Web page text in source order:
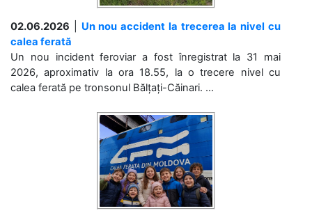
02.06.2026
Un nou accident la trecerea la nivel cu
calea ferată
Un nou incident feroviar a fost înregistrat la 31 mai
2026, aproximativ la ora 18.55, la o trecere nivel cu
calea ferată pe tronsonul Bălțați-Căinari. ...